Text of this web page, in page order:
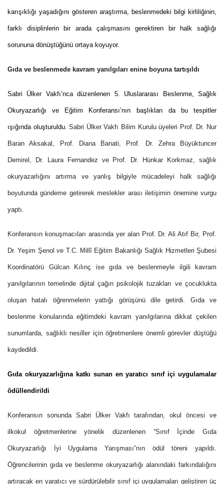
karışıklığı yaşadığını gösteren araştırma, beslenmedeki bilgi kirliliğinin,
farklı disiplinlerin bir arada çalışmasını gerektiren bir halk sağlığı
sorununa dönüştüğünü ortaya koyuyor.
Gıda ve beslenmede kavram yanılgıları enine boyuna tartışıldı
Sabri Ülker Vakfı’nca düzenlenen 5. Uluslararası Beslenme, Sağlık
Okuryazarlığı ve Eğitim Konferansı’nın başlıkları da bu tespitler
ışığında oluşturuldu.Sabri Ülker Vakfı Bilim Kurulu üyeleri Prof. Dr. Nur
Baran Aksakal, Prof. Diana Banati, Prof. Dr. Zehra Büyüktuncer
Demirel, Dr. Laura Fernandez ve Prof. Dr. Hünkar Korkmaz, sağlık
okuryazarlığını artırma ve yanlış bilgiyle mücadeleyi halk sağlığı
boyutunda gündeme getirerek meslekler arası iletişimin önemine vurgu
yaptı.
Konferansın konuşmacıları arasında yer alan Prof. Dr. Ali Atıf Bir, Prof.
Dr. Yeşim Şenol ve T.C. Millî Eğitim Bakanlığı Sağlık Hizmetleri Şubesi
Koordinatörü Gülcan Kılınç isegıda ve beslenmeyle ilgili kavram
yanılgılarının temelinde dijital çağın psikolojik tuzakları ve çocuklukta
oluşan hatalı öğrenmelerin yattığı görüşünü dile getirdi. Gıda ve
beslenme konularında eğitimdeki kavram yanılgılarına dikkat çekilen
sunumlarda, sağlıklı nesiller için öğretmenlere önemli görevler düştüğü
kaydedildi.
Gıda okuryazarlığına katkı sunan en yaratıcı sınıf içi uygulamalar
ödüllendirildi
Konferansın sonunda Sabri Ülker Vakfı tarafından, okul öncesi ve
ilkokul öğretmenlerine yönelik düzenlenen “Sınıf İçinde Gıda
Okuryazarlığı İyi Uygulama Yarışması”nın ödül töreni yapıldı.
Öğrencilerinin gıda ve beslenme okuryazarlığı alanındaki farkındalığını
artıracak en yaratıcı ve sürdürülebilir sınıf içi uygulamaları geliştiren üç